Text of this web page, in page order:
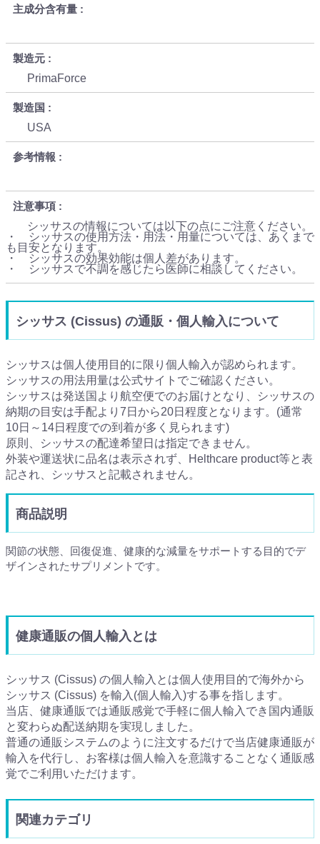
主成分含有量
製造元
PrimaForce
製造国
USA
参考情報
注意事項
シッサスの情報については以下の点にご注意ください。
・ シッサスの使用方法・用法・用量については、あくまで
も目安となります。
・ シッサスの効果効能は個人差があります。
・ シッサスで不調を感じたら医師に相談してください。
シッサス (Cissus) の通販・個人輸入について
シッサスは個人使用目的に限り個人輸入が認められます。
シッサスの用法用量は公式サイトでご確認ください。
シッサスは発送国より航空便でのお届けとなり、シッサスの
納期の目安は手配より7日から20日程度となります。(通常
10日～14日程度での到着が多く見られます)
原則、シッサスの配達希望日は指定できません。
外装や運送状に品名は表示されず、Helthcare product等と表
記され、シッサスと記載されません。
商品説明
関節の状態、回復促進、健康的な減量をサポートする目的でデ
ザインされたサプリメントです。
健康通販の個人輸入とは
シッサス (Cissus) の個人輸入とは個人使用目的で海外から
シッサス (Cissus) を輸入(個人輸入)する事を指します。
当店、健康通販では通販感覚で手軽に個人輸入でき国内通販
と変わらぬ配送納期を実現しました。
普通の通販システムのように注文するだけで当店健康通販が
輸入を代行し、お客様は個人輸入を意識することなく通販感
覚でご利用いただけます。
関連カテゴリ